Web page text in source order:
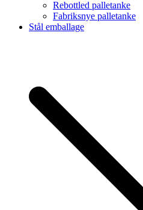
Rebottled palletanke
Fabriksnye palletanke
Stål emballage